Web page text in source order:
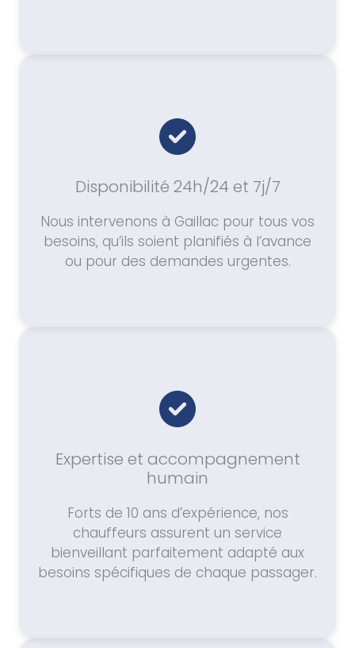
Disponibilité 24h/24 et 7j/7
Nous intervenons à Gaillac pour tous vos
besoins, qu’ils soient planifiés à l’avance
ou pour des demandes urgentes.
Expertise et accompagnement
humain
Forts de 10 ans d’expérience, nos
chauffeurs assurent un service
bienveillant parfaitement adapté aux
besoins spécifiques de chaque passager.